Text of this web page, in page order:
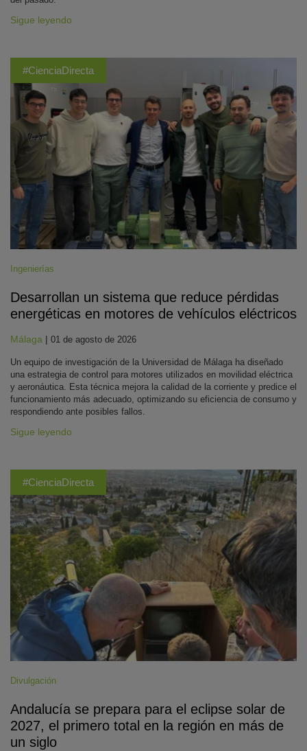
Sigue leyendo
#CienciaDirecta
Ingenierías
Desarrollan un sistema que reduce pérdidas
energéticas en motores de vehículos eléctricos
Málaga | 01 de agosto de 2026
Un equipo de investigación de la Universidad de Málaga ha diseñado
una estrategia de control para motores utilizados en movilidad eléctrica
y aeronáutica. Esta técnica mejora la calidad de la corriente y predice el
funcionamiento más adecuado, optimizando su eficiencia de consumo y
respondiendo ante posibles fallos.
Sigue leyendo
#CienciaDirecta
Divulgación
Andalucía se prepara para el eclipse solar de
2027, el primero total en la región en más de
un siglo